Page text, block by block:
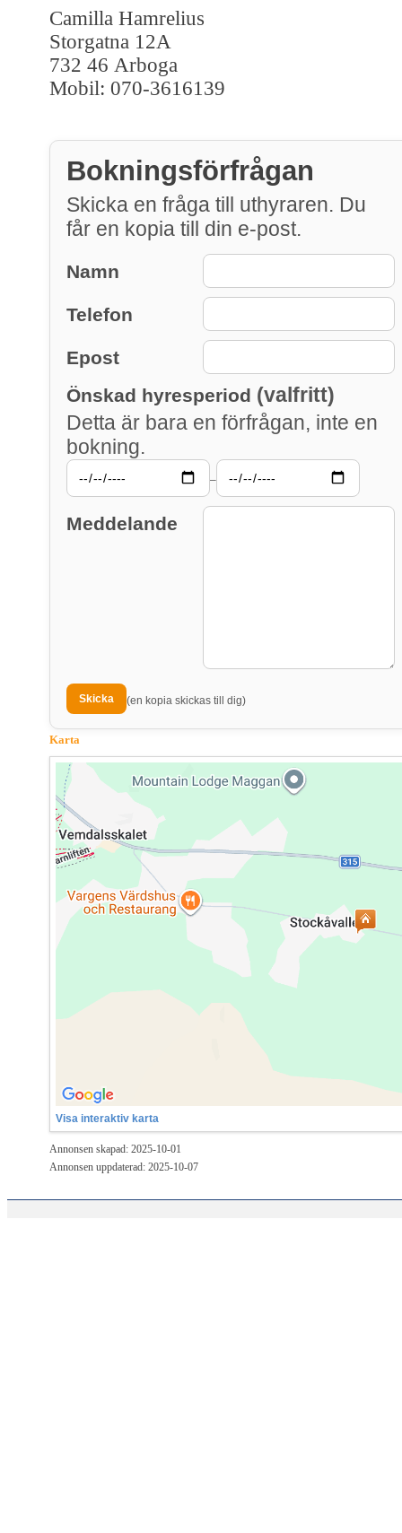
Camilla Hamrelius
Storgatna 12A
732 46 Arboga
Mobil: 070-3616139
Bokningsförfrågan
Skicka en fråga till uthyraren. Du
får en kopia till din e-post.
Namn
Telefon
Epost
Önskad hyresperiod (valfritt)
Detta är bara en förfrågan, inte en
bokning.
–
Meddelande
(en kopia skickas till dig)
Karta
Visa interaktiv karta
Annonsen skapad: 2025-10-01
Annonsen uppdaterad: 2025-10-07